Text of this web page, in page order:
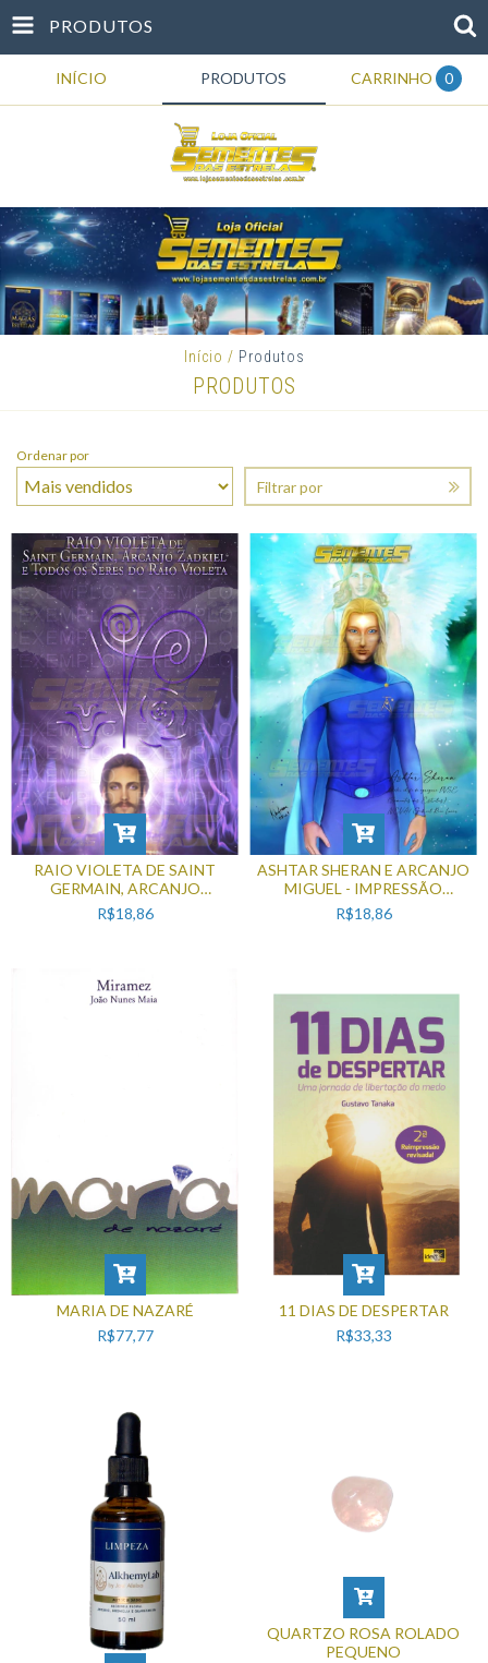
PRODUTOS
INÍCIO PRODUTOS CARRINHO 0
Início / Produtos
PRODUTOS
Ordenar por
Filtrar por
RAIO VIOLETA DE SAINT
GERMAIN, ARCANJO
ZADKIEL E TODOS OS SERES
DO RAIO VIOLETA -
R$18,86
ASHTAR SHERAN E ARCANJO
MIGUEL - IMPRESSÃO
FOTOGRÁFICA
R$18,86
MARIA DE NAZARÉ
R$77,77
11 DIAS DE DESPERTAR
R$33,33
QUARTZO ROSA ROLADO
PEQUENO